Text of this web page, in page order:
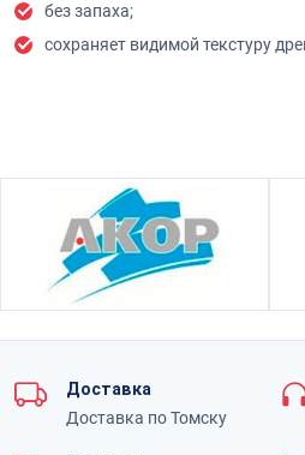
без запаха;
сохраняет видимой текстуру
Доставка
Доставка по Томску